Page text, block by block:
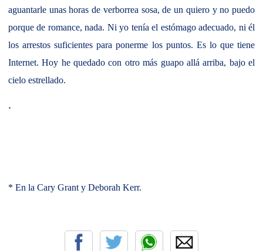
aguantarle unas horas de verborrea sosa, de un quiero y no puedo
porque de romance, nada. Ni yo tenía el estómago adecuado, ni él
los arrestos suficientes para ponerme los puntos. Es lo que tiene
Internet. Hoy he quedado con otro más guapo allá arriba, bajo el
cielo estrellado.
.
* En la Cary Grant y Deborah Kerr.